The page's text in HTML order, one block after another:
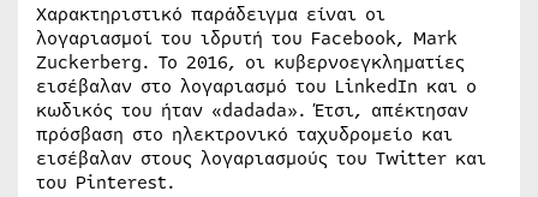
Χαρακτηριστικό παράδειγμα είναι οι
λογαριασμοί του ιδρυτή του Facebook, Mark
Zuckerberg. Το 2016, οι κυβερνοεγκληματίες
εισέβαλαν στο λογαριασμό του LinkedIn και ο
κωδικός του ήταν «dadada». Έτσι, απέκτησαν
πρόσβαση στο ηλεκτρονικό ταχυδρομείο και
εισέβαλαν στους λογαριασμούς του Twitter και
του Pinterest.